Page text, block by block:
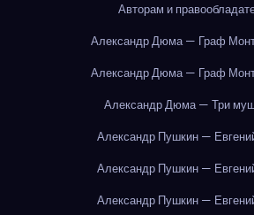
Авторам и
Александр Дюма — Граф
Александр Дюма — Граф
Александр Дюма — Три
Александр Пушкин —
Александр Пушкин —
Александр Пушкин —